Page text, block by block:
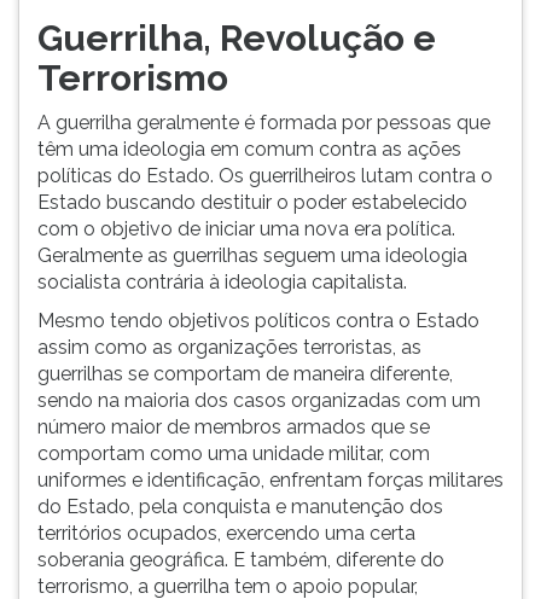
Guerrilha, Revolução e
Terrorismo
A guerrilha geralmente é formada por pessoas que
têm uma ideologia em comum contra as ações
políticas do Estado. Os guerrilheiros lutam contra o
Estado buscando destituir o poder estabelecido
com o objetivo de iniciar uma nova era política.
Geralmente as guerrilhas seguem uma ideologia
socialista contrária à ideologia capitalista.
Mesmo tendo objetivos políticos contra o Estado
assim como as organizações terroristas, as
guerrilhas se comportam de maneira diferente,
sendo na maioria dos casos organizadas com um
número maior de membros armados que se
comportam como uma unidade militar, com
uniformes e identificação, enfrentam forças militares
do Estado, pela conquista e manutenção dos
territórios ocupados, exercendo uma certa
soberania geográfica. E também, diferente do
terrorismo, a guerrilha tem o apoio popular,